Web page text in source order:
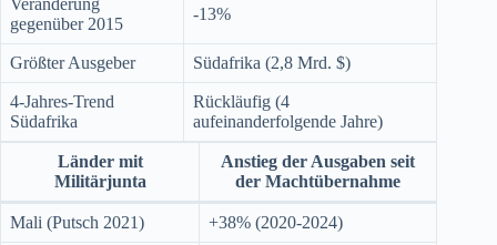
Veränderung
gegenüber 2015
-13%
Größter Ausgeber Südafrika (2,8 Mrd. $)
4-Jahres-Trend
Südafrika
Rückläufig (4
aufeinanderfolgende Jahre)
Länder mit
Militärjunta
Anstieg der Ausgaben seit
der Machtübernahme
Mali (Putsch 2021) +38% (2020-2024)